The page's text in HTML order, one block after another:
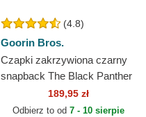
(4.8)
Goorin Bros.
Czapki zakrzywiona czarny
snapback The Black Panther
Core Combo The Farm
Goorin Bros.
189,95 zł
Odbierz to od 7 - 10 sierpie